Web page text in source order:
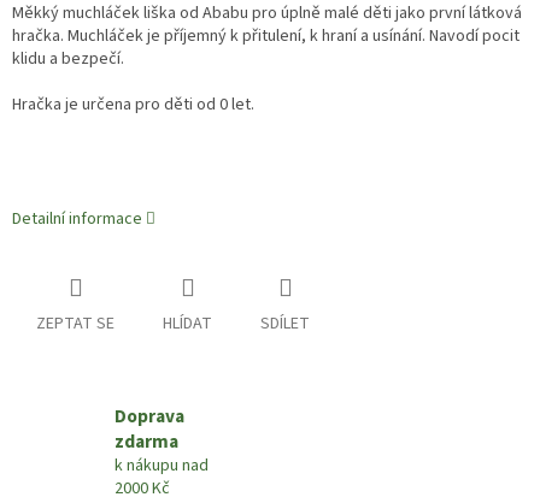
Měkký muchláček liška od Ababu pro úplně malé děti jako první látková
hračka. Muchláček je příjemný k přitulení, k hraní a usínání. Navodí pocit
klidu a bezpečí.
Hračka je určena pro děti od 0 let.
Detailní informace
ZEPTAT SE HLÍDAT SDÍLET
Doprava
zdarma
k nákupu nad
2000 Kč